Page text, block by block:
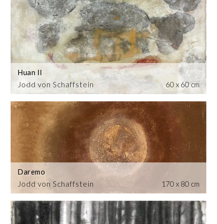
Jodd von Schaffstein
Huan II
60 x 60 cm
Jodd von Schaffstein
Daremo
170 x 80 cm